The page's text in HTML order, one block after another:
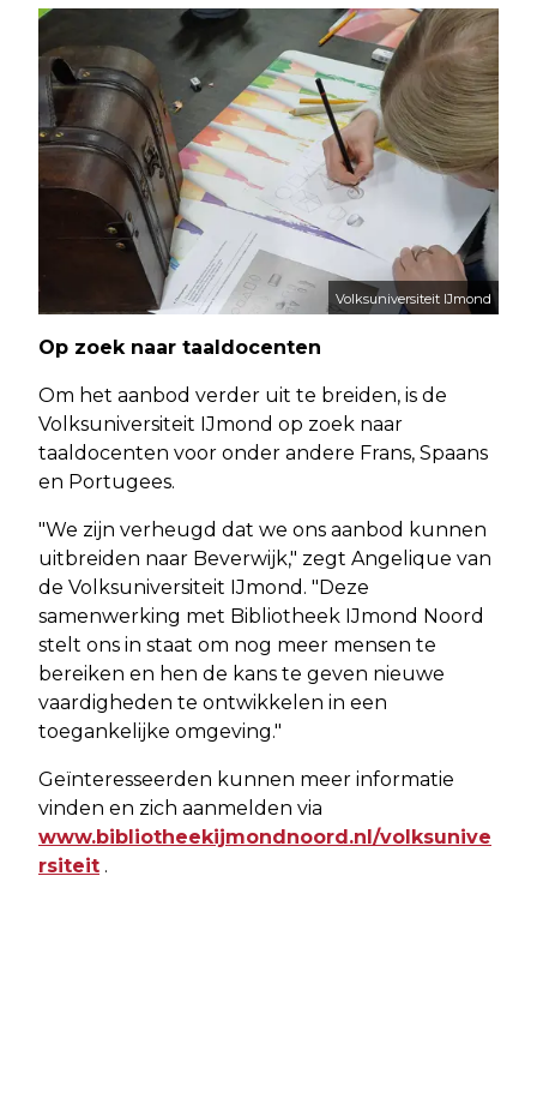
Volksuniversiteit IJmond
Op zoek naar taaldocenten
Om het aanbod verder uit te breiden, is de
Volksuniversiteit IJmond op zoek naar
taaldocenten voor onder andere Frans, Spaans
en Portugees.
"We zijn verheugd dat we ons aanbod kunnen
uitbreiden naar Beverwijk," zegt Angelique van
de Volksuniversiteit IJmond. "Deze
samenwerking met Bibliotheek IJmond Noord
stelt ons in staat om nog meer mensen te
bereiken en hen de kans te geven nieuwe
vaardigheden te ontwikkelen in een
toegankelijke omgeving."
Geïnteresseerden kunnen meer informatie
vinden en zich aanmelden via
www.bibliotheekijmondnoord.nl/volksunive
rsiteit .